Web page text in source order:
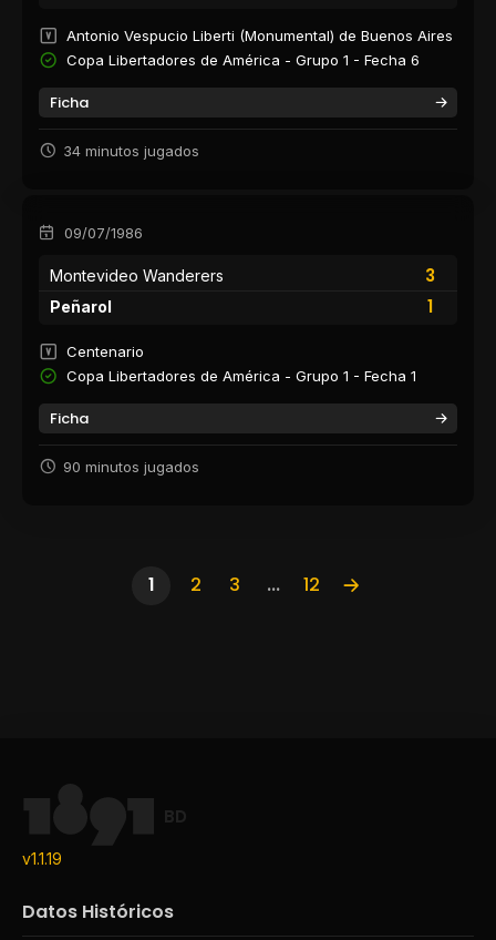
Antonio Vespucio Liberti (Monumental) de Buenos Aires
Copa Libertadores de América - Grupo 1 - Fecha 6
Ficha
34 minutos jugados
09/07/1986
Montevideo Wanderers
3
1
Peñarol
Centenario
Copa Libertadores de América - Grupo 1 - Fecha 1
Ficha
90 minutos jugados
1 2 3 ... 12
BD
v1.1.19
Datos Históricos